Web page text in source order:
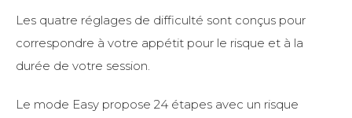
Les quatre réglages de difficulté sont conçus pour
correspondre à votre appétit pour le risque et à la
durée de votre session.
Le mode Easy propose 24 étapes avec un risque